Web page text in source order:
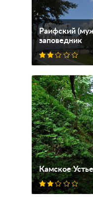
Раифский
заповедник
Камское